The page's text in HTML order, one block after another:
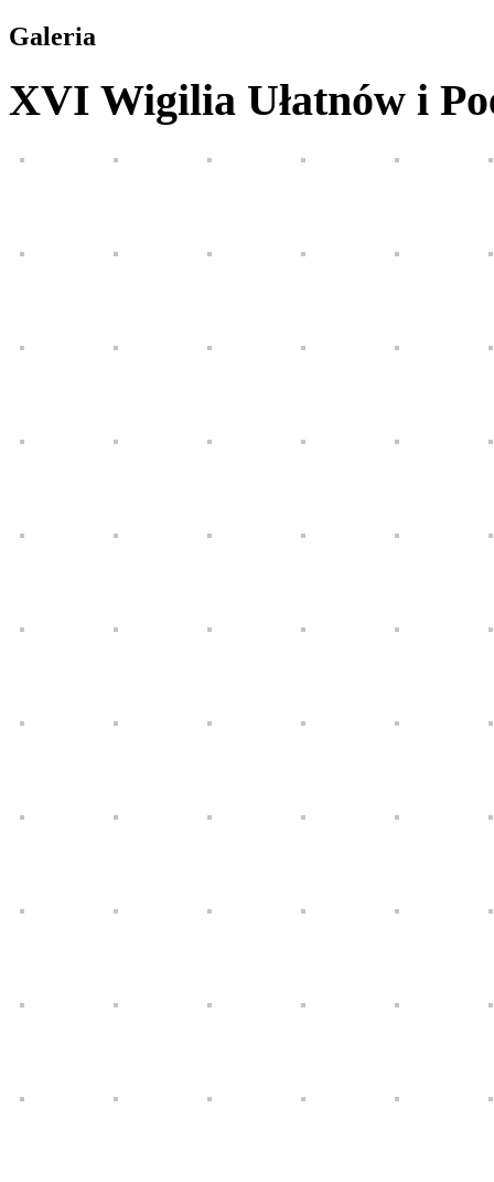
Galeria
XVI Wigilia Ułatnów i